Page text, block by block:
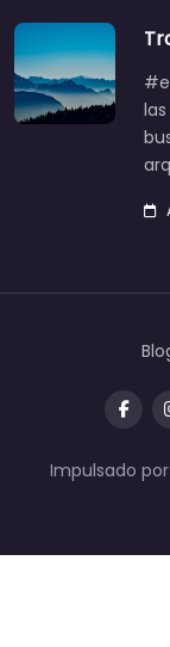
Impulsado por